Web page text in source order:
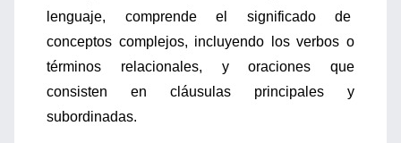
lenguaje, comprende el significado de
conceptos complejos, incluyendo los verbos o
términos relacionales, y oraciones que
consisten en cláusulas principales y
subordinadas.